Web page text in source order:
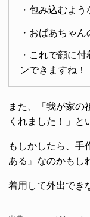
・包み込むよ
・おばあちゃ
・これで顔に
ンできますね！
また、「我が家の
くれました！」と
もしかしたら、手
ある』なのかもし
着用して外出でき